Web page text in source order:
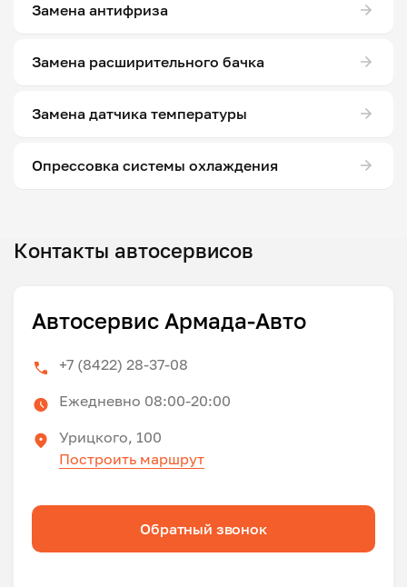
Замена антифриза
Замена расширительного бачка
Замена датчика температуры
Опрессовка системы охлаждения
Контакты автосервисов
Автосервис Армада-Авто
+7 (8422) 28-37-08
Ежедневно 08:00-20:00
Урицкого, 100
Построить маршрут
Обратный звонок